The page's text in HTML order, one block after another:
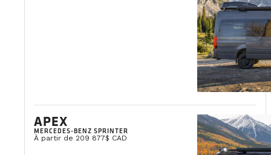
APEX
MERCEDES-BENZ SPRINTER
À partir de 209 877$ CAD